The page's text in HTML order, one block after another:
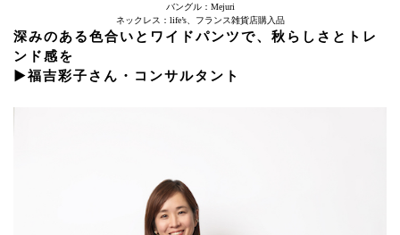
バングル：Mejuri
ネックレス：life’s、フランス雑貨店購入品
深みのある色合いとワイドパンツで、秋らしさとトレ
ンド感を
▶︎福吉彩子さん・コンサルタント